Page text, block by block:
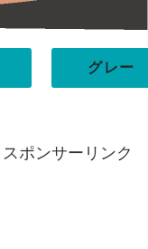
グレー
スポンサーリンク